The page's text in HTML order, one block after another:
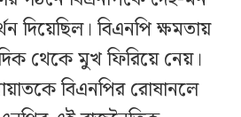
দিয়েছিল। বিএনপি ক্ষমতায়
থেকে মুখ ফিরিয়ে নেয়।
বিএনপির রোষানলে